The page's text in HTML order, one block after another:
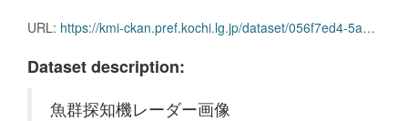
URL: https://kmi-ckan.pref.kochi.lg.jp/dataset/056f7ed4-5a07-486a-8b65-ec28e5eeb0b5/resource/fafa4b28-6430-4081-9f4f-bc5af8fe63c8/download/gyoguntanchikireedaagazou2021nen08-chuujun.zip
Dataset description:
魚群探知機レーダー画像